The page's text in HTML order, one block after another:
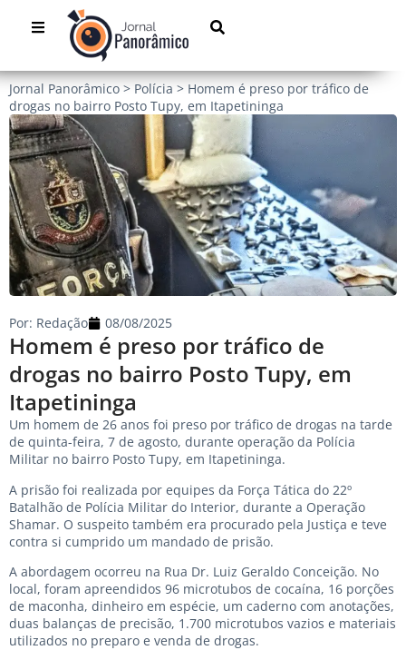
Jornal Panorâmico > Polícia > Homem é preso por tráfico de
drogas no bairro Posto Tupy, em Itapetininga
Homem é preso por tráfico de
drogas no bairro Posto Tupy, em
Itapetininga
Por: Redação 08/08/2025
Um homem de 26 anos foi preso por tráfico de drogas na tarde
de quinta-feira, 7 de agosto, durante operação da Polícia
Militar no bairro Posto Tupy, em Itapetininga.
A prisão foi realizada por equipes da Força Tática do 22º
Batalhão de Polícia Militar do Interior, durante a Operação
Shamar. O suspeito também era procurado pela Justiça e teve
contra si cumprido um mandado de prisão.
A abordagem ocorreu na Rua Dr. Luiz Geraldo Conceição. No
local, foram apreendidos 96 microtubos de cocaína, 16 porções
de maconha, dinheiro em espécie, um caderno com anotações,
duas balanças de precisão, 1.700 microtubos vazios e materiais
utilizados no preparo e venda de drogas.